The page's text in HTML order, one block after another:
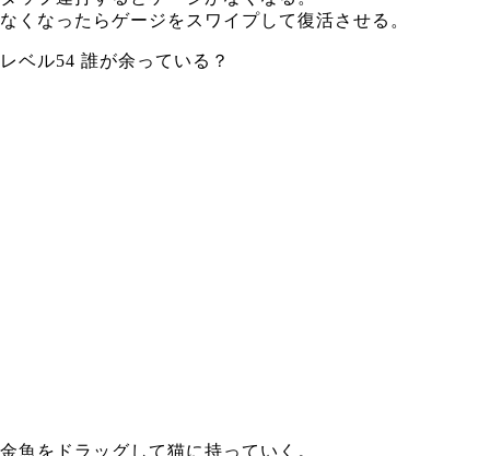
なくなったらゲージをスワイプして復活させる。
レベル54 誰が余っている？
金魚をドラッグして猫に持っていく。